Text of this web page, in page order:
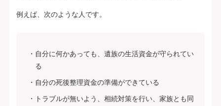
例えば、次のような人です。
自分に何かあっても、遺族の生活資金が守られてい
る
自分の死後整理資金の準備ができている
トラブルが無いよう、相続対策を行い、家族とも同